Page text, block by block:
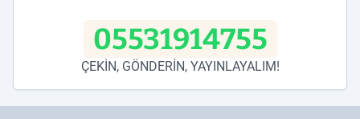
05531914755
ÇEKİN, GÖNDERİN, YAYINLAYALIM!